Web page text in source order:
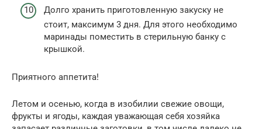
Долго хранить приготовленную закуску не
стоит, максимум 3 дня. Для этого необходимо
маринады поместить в стерильную банку с
крышкой.
Приятного аппетита!
Летом и осенью, когда в изобилии свежие овощи,
фрукты и ягоды, каждая уважающая себя хозяйка